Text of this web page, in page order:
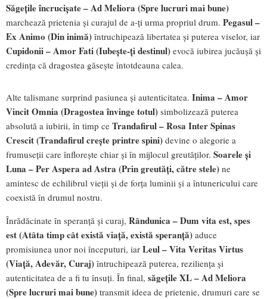
Săgețile încrucișate – Ad Meliora (Spre lucruri mai bune)
marchează prietenia și curajul de a-ți urma propriul drum. Pegasul –
Ex Animo (Din inimă) întruchipează libertatea și puterea viselor, iar
Cupidonii – Amor Fati (Iubește-ți destinul) evocă iubirea jucăușă și
credința că dragostea găsește întotdeauna calea.
Alte talismane surprind pasiunea și autenticitatea. Inima – Amor
Vincit Omnia (Dragostea învinge totul) simbolizează puterea
absolută a iubirii, în timp ce Trandafirul – Rosa Inter Spinas
Crescit (Trandafirul crește printre spini) devine o alegorie a
frumuseții care înflorește chiar și în mijlocul greutăților. Soarele și
Luna – Per Aspera ad Astra (Prin greutăți, către stele) ne
amintesc de echilibrul vieții și de forța luminii și a întunericului care
coexistă în drumul nostru.
Înrădăcinate în speranță și curaj, Rândunica – Dum vita est, spes
est (Atâta timp cât există viață, există speranță) aduce
promisiunea unor noi începuturi, iar Leul – Vita Veritas Virtus
(Viață, Adevăr, Curaj) întruchipează puterea, reziliența și
autenticitatea de a fi tu însuți. În final, săgețile XL – Ad Meliora
(Spre lucruri mai bune) transmit ideea de prietenie, drumuri care se